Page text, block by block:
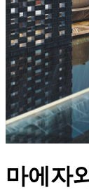
마에자